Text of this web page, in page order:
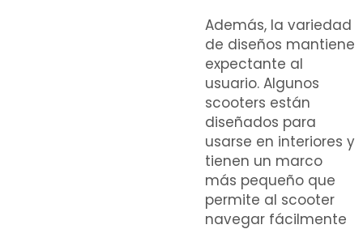
Además, la variedad
de diseños mantiene
expectante al
usuario. Algunos
scooters están
diseñados para
usarse en interiores y
tienen un marco
más pequeño que
permite al scooter
navegar fácilmente